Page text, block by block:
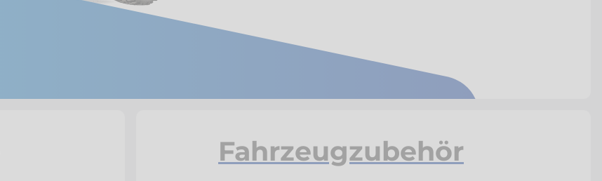
Fahrzeugzubehör